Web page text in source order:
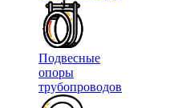
Подвесные
опоры
трубопроводов